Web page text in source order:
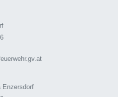
Enzersdorf